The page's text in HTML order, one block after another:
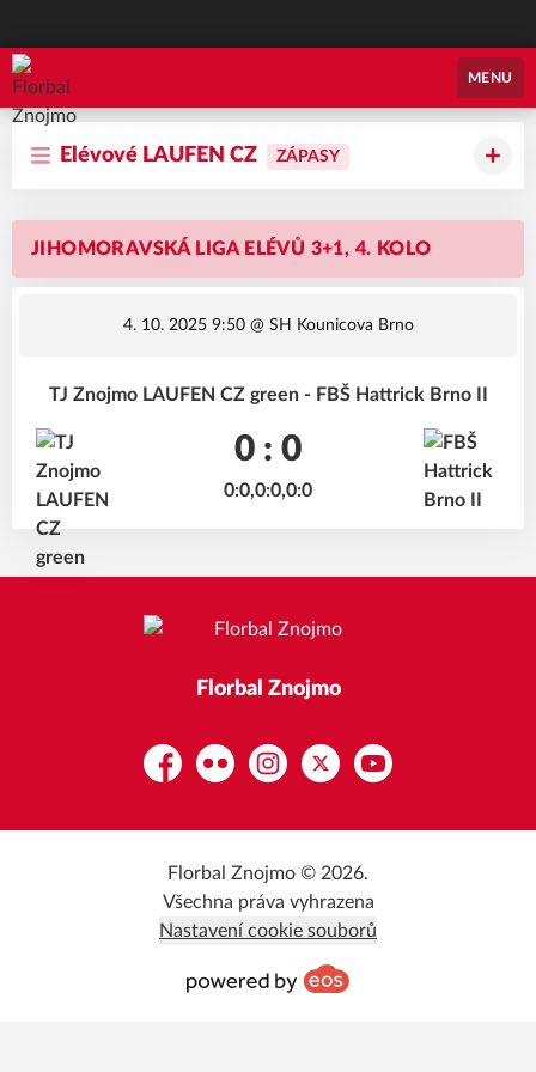
Florbal Znojmo
MENU
Elévové LAUFEN CZ ZÁPASY
JIHOMORAVSKÁ LIGA ELÉVŮ 3+1, 4. KOLO
4. 10. 2025 9:50@ SH Kounicova Brno
TJ Znojmo LAUFEN CZ green - FBŠ Hattrick Brno II
0 : 0
0:0,0:0,0:0
Florbal Znojmo
FacebookFlickr InstagramPlatform X
YouTube
Florbal Znojmo © 2026.
Všechna práva vyhrazena
Nastavení cookie souborů